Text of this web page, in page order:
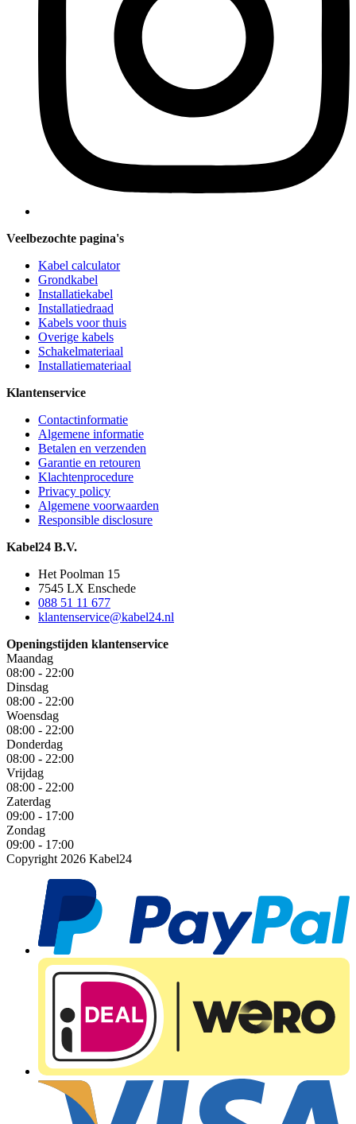
Veelbezochte pagina's
Kabel calculator
Grondkabel
Installatiekabel
Installatiedraad
Kabels voor thuis
Overige kabels
Schakelmateriaal
Installatiemateriaal
Klantenservice
Contactinformatie
Algemene informatie
Betalen en verzenden
Garantie en retouren
Klachtenprocedure
Privacy policy
Algemene voorwaarden
Responsible disclosure
Kabel24 B.V.
Het Poolman 15
7545 LX Enschede
088 51 11 677
klantenservice@kabel24.nl
Openingstijden klantenservice
Maandag
08:00 - 22:00
Dinsdag
08:00 - 22:00
Woensdag
08:00 - 22:00
Donderdag
08:00 - 22:00
Vrijdag
08:00 - 22:00
Zaterdag
09:00 - 17:00
Zondag
09:00 - 17:00
Copyright 2026 Kabel24